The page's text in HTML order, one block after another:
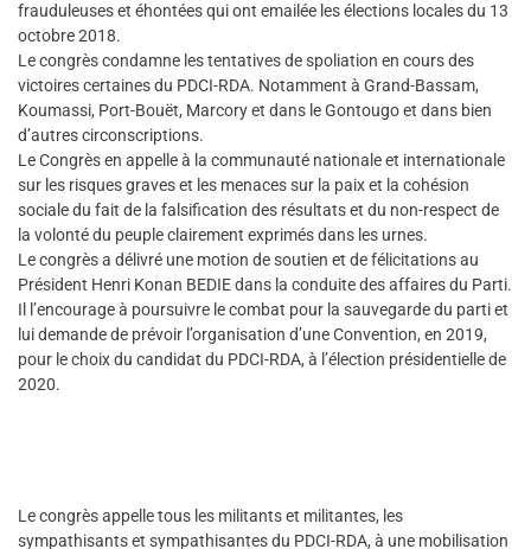
frauduleuses et éhontées qui ont emailée les élections locales du 13
octobre 2018.
Le congrès condamne les tentatives de spoliation en cours des
victoires certaines du PDCI-RDA. Notamment à Grand-Bassam,
Koumassi, Port-Bouët, Marcory et dans le Gontougo et dans bien
d’autres circonscriptions.
Le Congrès en appelle à la communauté nationale et internationale
sur les risques graves et les menaces sur la paix et la cohésion
sociale du fait de la falsification des résultats et du non-respect de
la volonté du peuple clairement exprimés dans les urnes.
Le congrès a délivré une motion de soutien et de félicitations au
Président Henri Konan BEDIE dans la conduite des affaires du Parti.
Il l’encourage à poursuivre le combat pour la sauvegarde du parti et
lui demande de prévoir l’organisation d’une Convention, en 2019,
pour le choix du candidat du PDCI-RDA, à l’élection présidentielle de
2020.
Le congrès appelle tous les militants et militantes, les
sympathisants et sympathisantes du PDCI-RDA, à une mobilisation